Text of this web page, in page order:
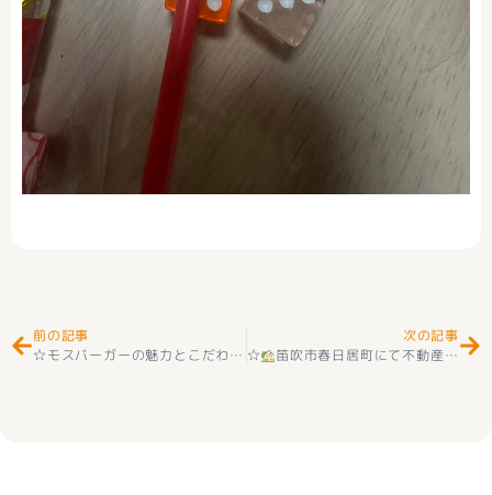
前の記事
☆モスバーガーの魅力とこだわりの美味しさ
☆
次の記事
☆
笛吹市春日居町にて不動産売却のご相談をいただき、ありがとうございました！☆